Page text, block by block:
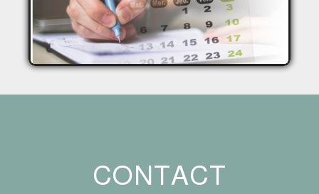
EMPLOI DU TEMPS
CONTACT